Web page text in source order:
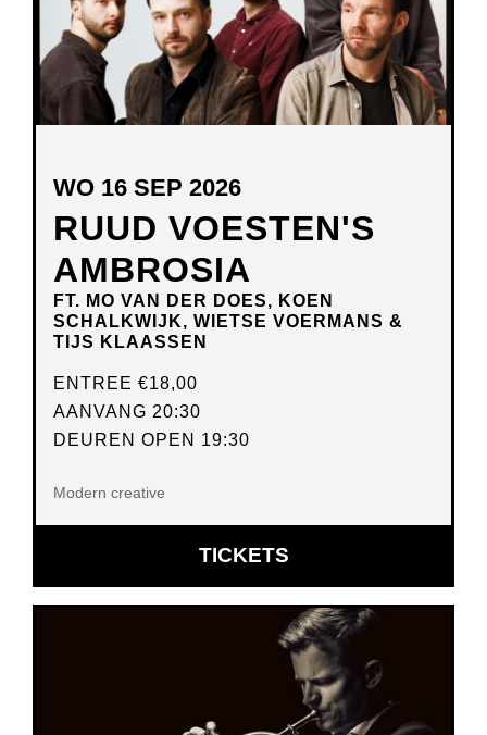
RUUD VOESTEN'S
AMBROSIA
FT. MO VAN DER DOES, KOEN
SCHALKWIJK, WIETSE VOERMANS &
TIJS KLAASSEN
WO 16 SEP 2026
ENTREE €18,00
AANVANG 20:30
DEUREN OPEN 19:30
Modern creative
TICKETSOPENT
IN
NIEUW
VENSTER